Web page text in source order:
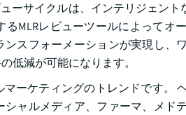
ーサイクルは、インテリジェン
MLRレビューツールによってオ
スフォーメーションが実現し、
低減が可能になります。
ーケティングのトレンドです。
ャルメディア、ファーマ、メド